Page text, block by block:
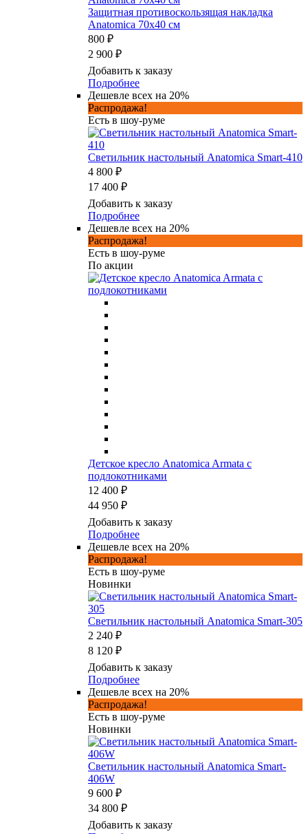
Защитная противоскользящая накладка
Anatomica 70х40 см
800 ₽
2 900 ₽
Добавить к заказу
Подробнее
Дешевле всех на 20%
Распродажа!
Есть в шоу-руме
Светильник настольный Anatomica Smart-410
4 800 ₽
17 400 ₽
Добавить к заказу
Подробнее
Дешевле всех на 20%
Распродажа!
Есть в шоу-руме
По акции
Детское кресло Anatomica Armata с
подлокотниками
12 400 ₽
44 950 ₽
Добавить к заказу
Подробнее
Дешевле всех на 20%
Распродажа!
Есть в шоу-руме
Новинки
Светильник настольный Anatomica Smart-305
2 240 ₽
8 120 ₽
Добавить к заказу
Подробнее
Дешевле всех на 20%
Распродажа!
Есть в шоу-руме
Новинки
Светильник настольный Anatomica Smart-
406W
9 600 ₽
34 800 ₽
Добавить к заказу